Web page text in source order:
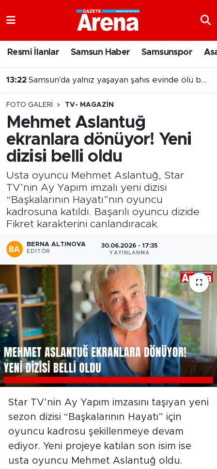
Resmi İlanlar Samsun Haber Samsunspor
13:22 Samsun'da yalnız yaşayan şahıs evinde ölü bulundu
13:09 TBMM 1 Ekim'de tatile girecek
FOTO GALERI TV- MAGAZIN
Mehmet Aslantuğ
ekranlara dönüyor! Yeni
dizisi belli oldu
Usta oyuncu Mehmet Aslantuğ, Star
TV’nin Ay Yapım imzalı yeni dizisi
“Başkalarının Hayatı”nın oyuncu
kadrosuna katıldı. Başarılı oyuncu dizide
Fikret karakterini canlandıracak.
BERNA ALTINOVA
EDITÖR
30.06.2026 - 17:35
YAYINLANMA
Star TV’nin Ay Yapım imzasını taşıyan yeni
sezon dizisi “Başkalarının Hayatı” için
oyuncu kadrosu şekillenmeye devam
ediyor. Yeni projeye katılan son isim ise
usta oyuncu Mehmet Aslantuğ oldu.
Samsun Namaz Vakitleri
Süper Lig Puan Durumu ve Fikstür
Tüm Manşetler
Son Dakika Haberleri
Haber Arşivi